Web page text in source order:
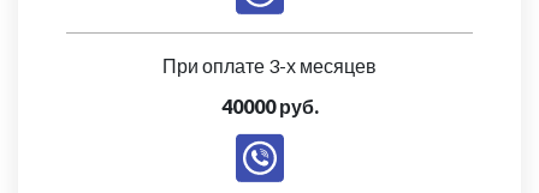
При оплате 3-х месяцев
40000 руб.